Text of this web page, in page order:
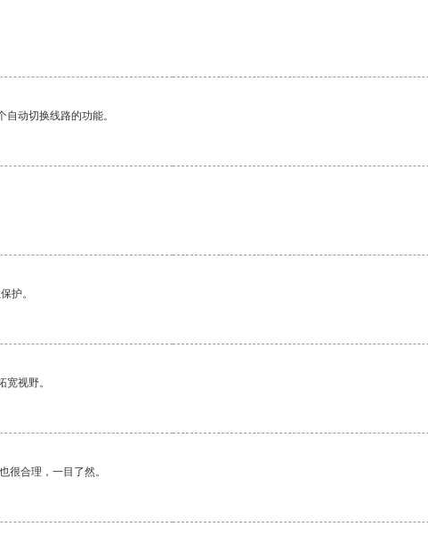
动切换线路的功能。
护。
视野。
很合理，一目了然。